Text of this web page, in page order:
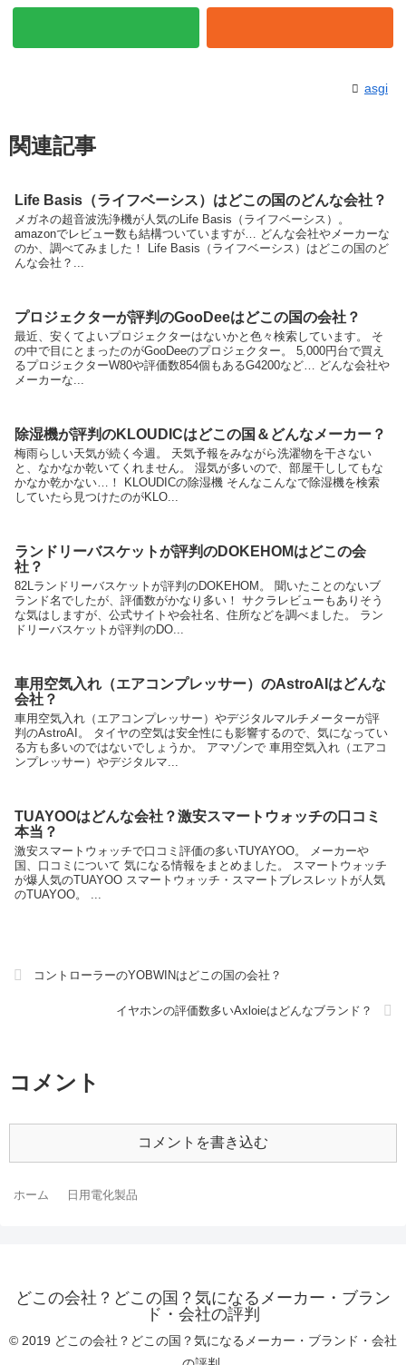
asgi
関連記事
Life Basis（ライフベーシス）はどこの国のどんな会社？
メガネの超音波洗浄機が人気のLife Basis（ライフベーシス）。
amazonでレビュー数も結構ついていますが… どんな会社やメーカーな
のか、調べてみました！ Life Basis（ライフベーシス）はどこの国のど
んな会社？...
プロジェクターが評判のGooDeeはどこの国の会社？
最近、安くてよいプロジェクターはないかと色々検索しています。 そ
の中で目にとまったのがGooDeeのプロジェクター。 5,000円台で買え
るプロジェクターW80や評価数854個もあるG4200など… どんな会社や
メーカーな...
除湿機が評判のKLOUDICはどこの国＆どんなメーカー？
梅雨らしい天気が続く今週。 天気予報をみながら洗濯物を干さない
と、なかなか乾いてくれません。 湿気が多いので、部屋干ししてもな
かなか乾かない…！ KLOUDICの除湿機 そんなこんなで除湿機を検索
していたら見つけたのがKLO...
ランドリーバスケットが評判のDOKEHOMはどこの会
社？
82Lランドリーバスケットが評判のDOKEHOM。 聞いたことのないブ
ランド名でしたが、評価数がかなり多い！ サクラレビューもありそう
な気はしますが、公式サイトや会社名、住所などを調べました。 ラン
ドリーバスケットが評判のDO...
車用空気入れ（エアコンプレッサー）のAstroAIはどんな
会社？
車用空気入れ（エアコンプレッサー）やデジタルマルチメーターが評
判のAstroAI。 タイヤの空気は安全性にも影響するので、気になってい
る方も多いのではないでしょうか。 アマゾンで 車用空気入れ（エアコ
ンプレッサー）やデジタルマ...
TUAYOOはどんな会社？激安スマートウォッチの口コミ
本当？
激安スマートウォッチで口コミ評価の多いTUYAYOO。 メーカーや
国、口コミについて 気になる情報をまとめました。 スマートウォッチ
が爆人気のTUAYOO スマートウォッチ・スマートブレスレットが人気
のTUAYOO。 ...
コントローラーのYOBWINはどこの国の会社？
イヤホンの評価数多いAxloieはどんなブランド？
コメント
コメントを書き込む
ホーム 日用電化製品
どこの会社？どこの国？気になるメーカー・ブラン
ド・会社の評判
© 2019 どこの会社？どこの国？気になるメーカー・ブランド・会社